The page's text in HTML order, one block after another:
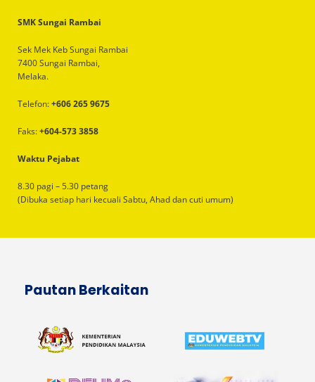
SMK Sungai Rambai
Sek Mek Keb Sungai Rambai
7400 Sungai Rambai,
Melaka.
Telefon:+606 265 9675
Faks:+604-573 3858
Waktu Pejabat
8.30 pagi – 5.30 petang
(Dibuka setiap hari kecuali Sabtu, Ahad dan cuti umum)
Pautan Berkaitan